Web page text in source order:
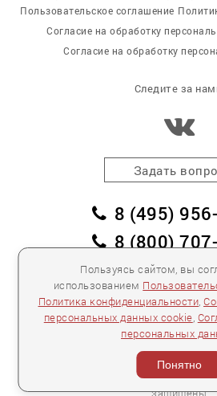
Пользуясь сайтом, вы
использованием
Политика конфиденциальности
персональных данных cookie
персональных
Понятно
Пользовательское соглашение
Согласие на обработку
Согласие на обработку
Следите за
Задать
8 (495)
8 (800)
заказать обратный
пл. Победы, дом 2,
Для спецификаций и
Выставленные на данном
публичной офертой не
Количество товара
2026 «Интерьерный
защищены